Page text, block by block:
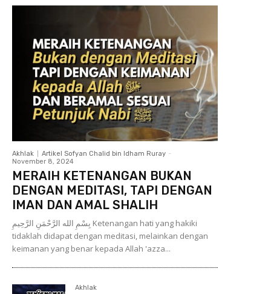
Akhlak Artikel Sofyan Chalid bin Idham Ruray -
November 8, 2024
MERAIH KETENANGAN BUKAN
DENGAN MEDITASI, TAPI DENGAN
IMAN DAN AMAL SHALIH
بِسْمِ الله الرَّحْمَنِ الرَّحِيمِ Ketenangan hati yang hakiki
tidaklah didapat dengan meditasi, melainkan dengan
keimanan yang benar kepada Allah 'azza...
Akhlak